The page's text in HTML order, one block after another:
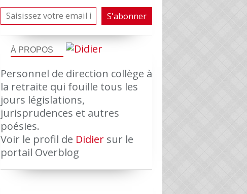
À PROPOS
Personnel de direction collège à
la retraite qui fouille tous les
jours législations,
jurisprudences et autres
poésies.
Voir le profil de Didier sur le
portail Overblog